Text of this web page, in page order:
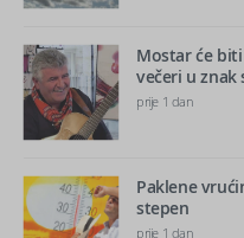
Mostar će
večeri u znak
prije 1 dan
Paklene
stepen
prije 1 dan